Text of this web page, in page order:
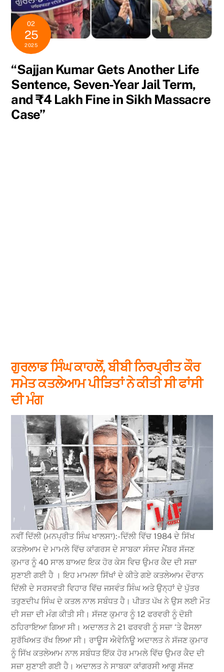
02
25
2025
“Sajjan Kumar Gets Another Life
Sentence, Seven-Year Jail Term,
and ₹4 Lakh Fine in Sikh Massacre
Case”
ਗੁਰਲਾਡ ਸਿੰਘ ਕਾਹਲੋਂ, ਬੀਬੀ ਨਿਰਪ੍ਰੀਤ ਕੌਰ
ਸਮੇਤ ਕਤਲੇਆਮ ਪੀੜਿਤਾਂ ਨੇ ਕੀਤੀ ਸੀ ਫਾਂਸੀ
ਦੀ ਮੰਗ
ਨਵੀਂ ਦਿੱਲੀ (ਮਨਪ੍ਰੀਤ ਸਿੰਘ ਖਾਲਸਾ):-ਦਿੱਲੀ ਵਿੱਚ 1984 ਦੇ ਸਿੱਖ
ਕਤਲੇਆਮ ਦੇ ਮਾਮਲੇ ਵਿੱਚ ਕਾਂਗਰਸ ਦੇ ਸਾਬਕਾ ਸੰਸਦ ਮੈਂਬਰ ਸੱਜਣ
ਕੁਮਾਰ ਨੂੰ 40 ਸਾਲ ਬਾਅਦ ਇਕ ਹੋਰ ਕੇਸ ਵਿਚ ਉਮਰ ਕੈਦ ਦੀ ਸਜ਼ਾ
ਸੁਣਾਈ ਗਈ ਹੈ । ਇਹ ਮਾਮਲਾ ਸਿੱਖਾਂ ਦੇ ਕੀਤੇ ਗਏ ਕਤਲੇਆਮ ਦੌਰਾਨ
ਦਿੱਲੀ ਦੇ ਸਰਸਵਤੀ ਵਿਹਾਰ ਵਿੱਚ ਜਸਵੰਤ ਸਿੰਘ ਅਤੇ ਉਨ੍ਹਾਂ ਦੇ ਪੁੱਤਰ
ਤਰੁਣਦੀਪ ਸਿੰਘ ਦੇ ਕਤਲ ਨਾਲ ਸਬੰਧਤ ਹੈ। ਪੀੜਤ ਪੱਖ ਨੇ ਉਸ ਲਈ ਮੌਤ
ਦੀ ਸਜ਼ਾ ਦੀ ਮੰਗ ਕੀਤੀ ਸੀ। ਸੱਜਣ ਕੁਮਾਰ ਨੂੰ 12 ਫਰਵਰੀ ਨੂੰ ਦੋਸ਼ੀ
ਠਹਿਰਾਇਆ ਗਿਆ ਸੀ। ਅਦਾਲਤ ਨੇ 21 ਫਰਵਰੀ ਨੂੰ ਸਜ਼ਾ ‘ਤੇ ਫੈਸਲਾ
ਸੁਰੱਖਿਅਤ ਰੱਖ ਲਿਆ ਸੀ। ਰਾਊਸ ਐਵੇਨਿਊ ਅਦਾਲਤ ਨੇ ਸੱਜਣ ਕੁਮਾਰ
ਨੂੰ ਸਿੱਖ ਕਤਲੇਆਮ ਨਾਲ ਸਬੰਧਤ ਇੱਕ ਹੋਰ ਮਾਮਲੇ ਵਿੱਚ ਉਮਰ ਕੈਦ ਦੀ
ਸਜ਼ਾ ਸੁਣਾਈ ਗਈ ਹੈ। ਅਦਾਲਤ ਨੇ ਸਾਬਕਾ ਕਾਂਗਰਸੀ ਆਗੂ ਸੱਜਣ